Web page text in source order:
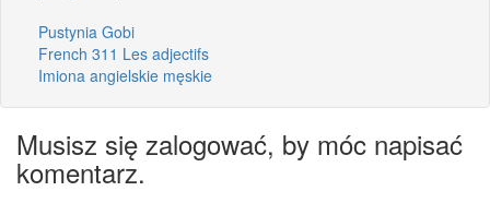
Pustynia Gobi
French 311 Les adjectifs
Imiona angielskie męskie
Musisz się zalogować, by móc napisać
komentarz.